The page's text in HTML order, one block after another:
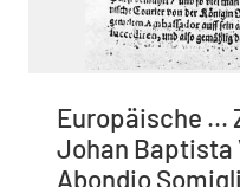
Europäische ...
Johan Baptista
Abondio